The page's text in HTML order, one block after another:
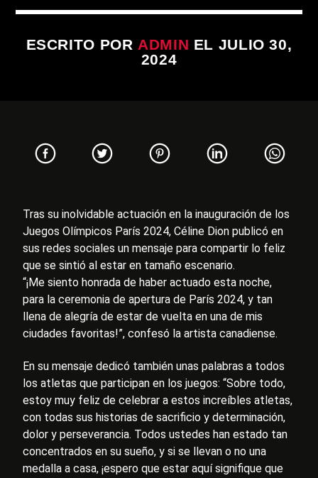
ESCRITO POR ADMIN EL JULIO 30,
2024
Tras su inolvidable actuación en la inauguración de los
Juegos Olímpicos París 2024, Céline Dion publicó en
sus redes sociales un mensaje para compartir lo feliz
que se sintió al estar en tamaño escenario.
“¡Me siento honrada de haber actuado esta noche,
para la ceremonia de apertura de París 2024, y tan
llena de alegría de estar de vuelta en una de mis
ciudades favoritas!”, confesó la artista canadiense.
En su mensaje dedicó también unas palabras a todos
los atletas que participan en los juegos: “Sobre todo,
estoy muy feliz de celebrar a estos increíbles atletas,
con todas sus historias de sacrificio y determinación,
dolor y perseverancia. Todos ustedes han estado tan
concentrados en su sueño, y si se llevan o no una
medalla a casa, ¡espero que estar aquí signifique que